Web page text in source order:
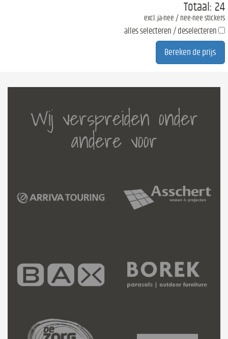
Totaal: 24
excl. ja-nee / nee-nee stickers
alles selecteren / deselecteren
Wij verspreiden onder
andere voor